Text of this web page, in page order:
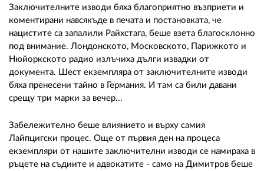
Заключителните изводи бяха благоприятно възприети и
коментирани навсякъде в печата и постановката, че
нацистите са запалили Райхстага, беше взета благосклонно
под внимание. Лондонското, Московското, Парижкото и
Нюйоркското радио излъчиха дълги извадки от
документа. Шест екземпляра от заключителните изводи
бяха пренесени тайно в Германия. И там са били давани
срещу три марки за вечер...
Забележително беше влиянието и върху самия
Лайпцигски процес. Още от първия ден на процеса
екземпляри от нашите заключителни изводи се намираха в
ръцете на съдиите и адвокатите - само на Димитров беше